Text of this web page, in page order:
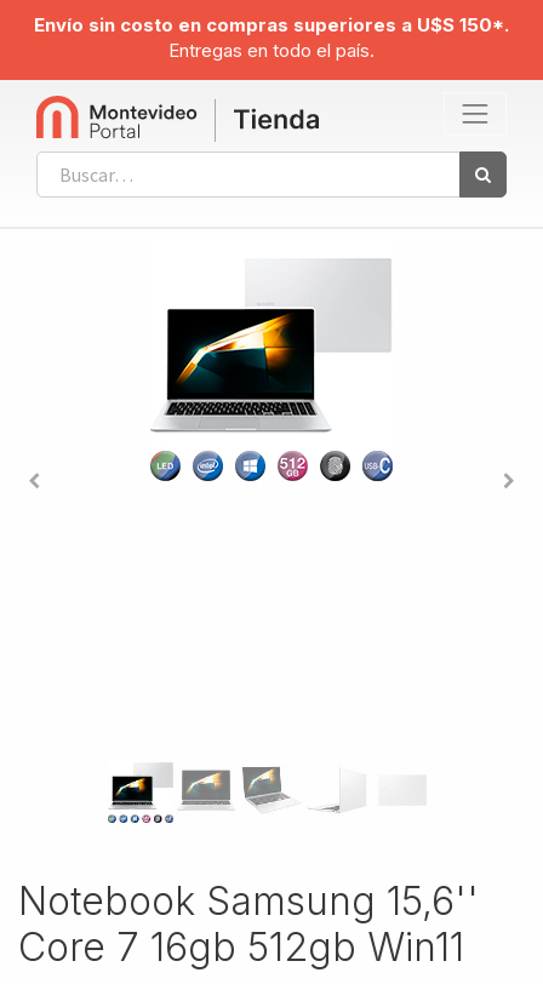
Envío sin costo en compras superiores a U$S 150*.
Entregas en todo el país.
Notebook Samsung 15,6''
Core 7 16gb 512gb Win11